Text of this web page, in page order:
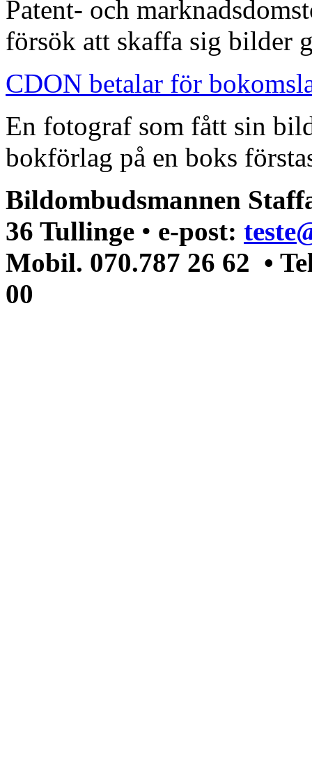
Patent- och
försök att skaffa sig bilder
CDON betalar för
En fotograf som fått sin
bokförlag på en boks
Bildombudsmannen
36 Tullinge • e-post:
Mobil. 070.787 26 62 •
00